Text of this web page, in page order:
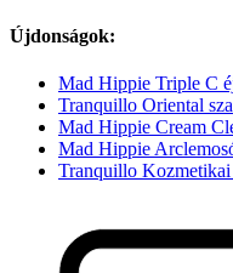
Újdonságok:
Mad Hippie Triple C
Tranquillo Oriental
Mad Hippie Cream
Mad Hippie
Tranquillo Kozmetikai